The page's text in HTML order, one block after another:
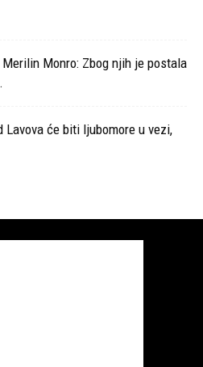
Monro: Zbog njih je postala
Lavova će biti ljubomore u vezi,